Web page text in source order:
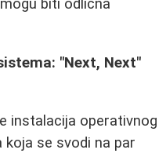
biti odlična
"Next, Next"
instalacija operativnog
se svodi na par